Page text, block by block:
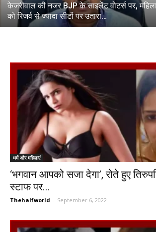
केजरीवाल की नजर BJP के साइलेंट वोटर्स पर,
को रिजर्व से ज्यादा सीटों पर उतारा…
धर्म और महिलाएं
‘भगवान आपको सजा देगा’, रोते हुए
स्टाफ पर...
Thehalfworld - September 6, 2022